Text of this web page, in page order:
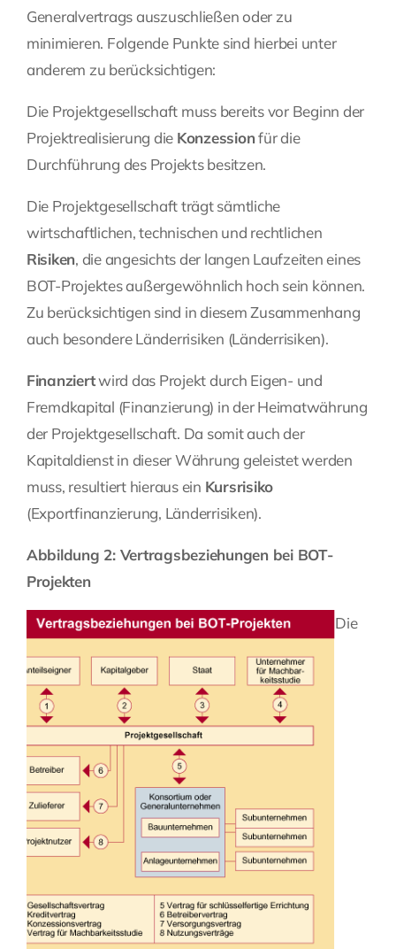
Generalvertrags auszuschließen oder zu
minimieren. Folgende Punkte sind hierbei unter
anderem zu berücksichtigen:
Die Projektgesellschaft muss bereits vor Beginn der
Projektrealisierung die Konzessionfür die
Durchführung des Projekts besitzen.
Die Projektgesellschaft trägt sämtliche
wirtschaftlichen, technischen und rechtlichen
Risiken, die angesichts der langen Laufzeiten eines
BOT-Projektes außergewöhnlich hoch sein können.
Zu berücksichtigen sind in diesem Zusammenhang
auch besondere Länderrisiken (Länderrisiken).
Finanziertwird das Projekt durch Eigen- und
Fremdkapital (Finanzierung) in der Heimatwährung
der Projektgesellschaft. Da somit auch der
Kapitaldienst in dieser Währung geleistet werden
muss, resultiert hieraus ein Kursrisiko
(Exportfinanzierung, Länderrisiken).
Abbildung 2: Vertragsbeziehungen bei BOT-
Projekten
Die